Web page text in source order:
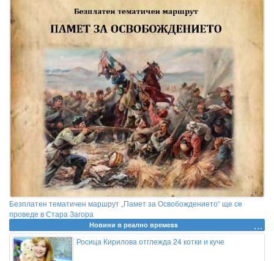
Безплатен тематичен маршрут „Памет за Освобождението“ ще се
проведе в Стара Загора
Новини в реално времеss
Росица Кирилова отглежда 24 котки и куче